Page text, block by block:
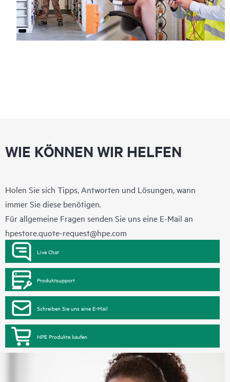
WIE KÖNNEN WIR HELFEN
Holen Sie sich Tipps, Antworten und Lösungen, wann
immer Sie diese benötigen.
Für allgemeine Fragen senden Sie uns eine E-Mail an
hpestore.quote-request@hpe.com
Live Chat
Produktsupport
Schreiben Sie uns eine E-Mail
HPE Produkte kaufen